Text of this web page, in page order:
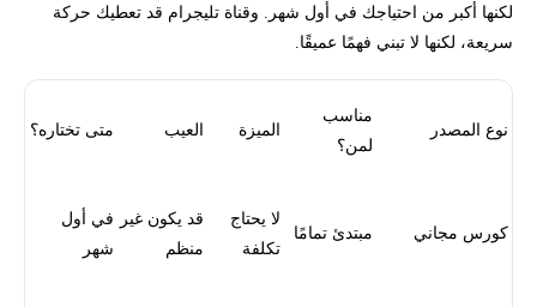
لكنها أكبر من احتياجك في أول شهر. وقناة تليجرام قد تعطيك حركة
سريعة، لكنها لا تبني فهمًا عميقًا.
نوع المصدر
مناسب
لمن؟
الميزة العيب متى تختاره؟
كورس مجاني مبتدئ تمامًا
لا يحتاج
تكلفة
قد يكون غير
منظم
في أول
شهر